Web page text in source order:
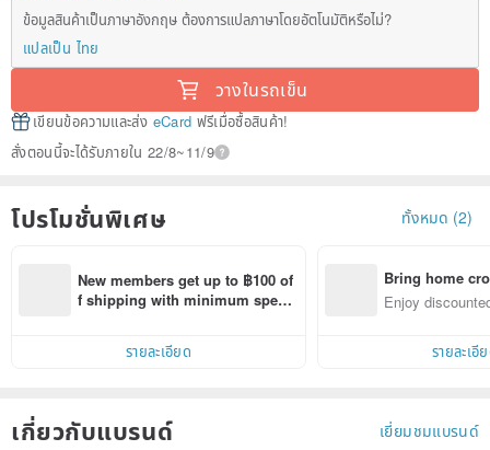
ข้อมูลสินค้าเป็นภาษาอังกฤษ ต้องการแปลภาษาโดยอัตโนมัติหรือไม่?
แปลเป็น ไทย
วางในรถเข็น
เขียนข้อความและส่ง eCard ฟรีเมื่อซื้อสินค้า!
สั่งตอนนี้จะได้รับภายใน 22/8~11/9
โปรโมชั่นพิเศษ ทั้งหมด (2)
New members get up to ฿100 of
f shipping with minimum spen
รายละเอียด
Bring home
n with ease
Enjoy
รายละเอี
เกี่ยวกับแบรนด์ เยี่ยมชมแบรนด์